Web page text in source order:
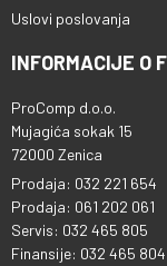
Uslovi poslovanja
INFORMACIJE O
ProComp d.o.o.
Mujagića sokak 15
72000 Zenica
Prodaja: 032 221 654
Prodaja: 061 202 061
Servis: 032 465 805
Finansije: 032 465 804